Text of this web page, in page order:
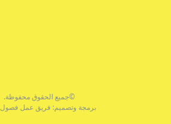
©جميع الحقوق محفوظة.
برمجة وتصميم: فريق عمل فصول FSOL